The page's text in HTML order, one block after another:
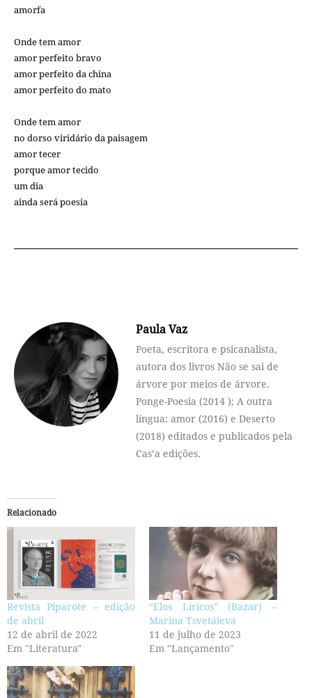
amorfa
Onde tem amor
amor perfeito bravo
amor perfeito da china
amor perfeito do mato
Onde tem amor
no dorso viridário da paisagem
amor tecer
porque amor tecido
um dia
ainda será poesia
Paula Vaz
Poeta, escritora e psicanalista,
autora dos livros Não se sai de
árvore por meios de árvore.
Ponge-Poesia (2014 ); A outra
língua: amor (2016) e Deserto
(2018) editados e publicados pela
Cas’a edições.
Relacionado
Revista Piparote – edição
de abril
12 de abril de 2022
Em "Literatura"
“Elos Líricos” (Bazar) –
Marina Tsvetáieva
11 de julho de 2023
Em "Lançamento"